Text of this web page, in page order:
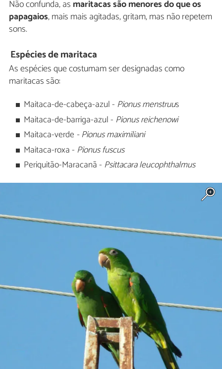
Não confunda, as maritacas são menores do que os
papagaios, mais mais agitadas, gritam, mas não repetem
sons.
Espécies de maritaca
As espécies que costumam ser designadas como
maritacas são:
Maitaca-de-cabeça-azul - Pionus menstruus
Maitaca-de-barriga-azul - Pionus reichenowi
Maitaca-verde - Pionus maximiliani
Maitaca-roxa - Pionus fuscus
Periquitão-Maracanã - Psittacara leucophthalmus